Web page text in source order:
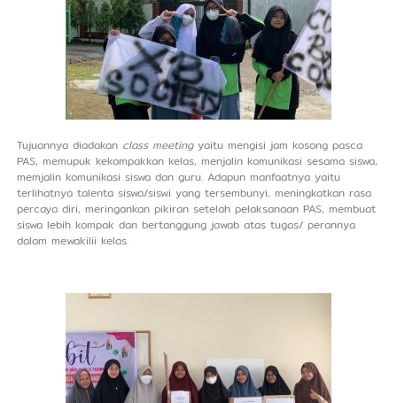
Tujuannya diadakan class meetingyaitu mengisi jam kosong pasca
PAS, memupuk kekompakkan kelas, menjalin komunikasi sesama siswa,
memjalin komunikasi siswa dan guru. Adapun manfaatnya yaitu
terlihatnya talenta siswa/siswi yang tersembunyi, meningkatkan rasa
percaya diri, meringankan pikiran setelah pelaksanaan PAS, membuat
siswa lebih kompak dan bertanggung jawab atas tugas/ perannya
dalam mewakilii kelas.